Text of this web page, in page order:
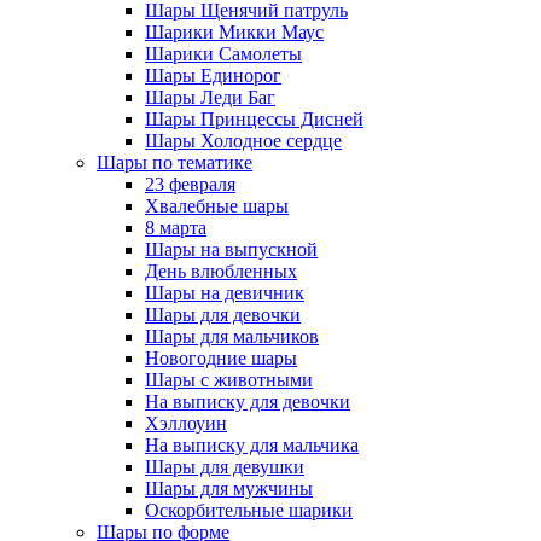
Шары Щенячий патруль
Шарики Микки Маус
Шарики Самолеты
Шары Единорог
Шары Леди Баг
Шары Принцессы Дисней
Шары Холодное сердце
Шары по тематике
23 февраля
Хвалебные шары
8 марта
Шары на выпускной
День влюбленных
Шары на девичник
Шары для девочки
Шары для мальчиков
Новогодние шары
Шары с животными
На выписку для девочки
Хэллоуин
На выписку для мальчика
Шары для девушки
Шары для мужчины
Оскорбительные шарики
Шары по форме